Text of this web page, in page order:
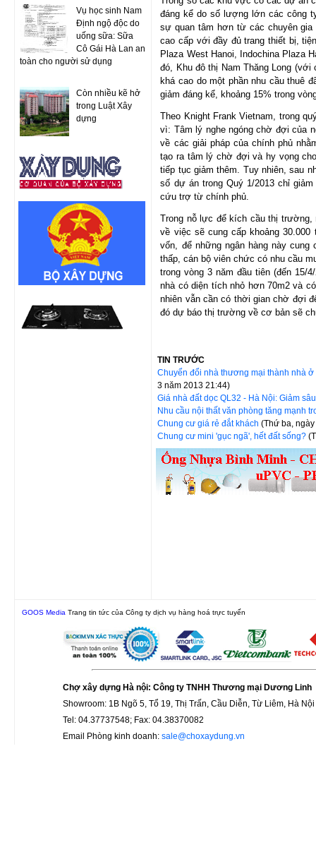
Vụ học sinh Nam
Định ngộ độc do
uống sữa: Sữa
Cô Gái Hà Lan an
toàn cho người sử dụng
Còn nhiều kẽ hở
trong Luật Xây
dựng
đáng kể do số lượng lớn các công
sự quan tâm hơn từ các chuyên
cao cấp với đầy đủ trang thiết bị,
Plaza West Hanoi, Indochina Plaza
đó, Khu đô thị Nam Thăng Long
khá cao do một phần nhu cầu thuê
giảm đáng kể, khoảng 15% trong
Theo Knight Frank Vietnam, trong
vì: Tâm lý nghe ngóng chờ đợi của
về các giải pháp của chính phủ
tạo ra tâm lý chờ đợi và hy vọng
tiếp tục giảm thêm. Tuy nhiên, sau
số dự án trong Quý 1/2013 chỉ
cứu trợ từ chính phủ.
Trong nỗ lực để kích cầu thị trường,
về việc sẽ cung cấp khoảng
vốn, để những ngân hàng này
thấp, cán bộ viên chức có nhu cầu
trong vòng 3 năm đầu tiên (đến 15/
nhà có diện tích nhỏ hơn 70m2 và
nhiên vẫn cần có thời gian chờ đợi
đó dự báo thị trường về cơ bản sẽ
TIN TRƯỚC
Chuyển đổi nhà thương mại thành nhà
3 năm 2013 21:44)
Giá nhà đất dọc QL32 - Hà Nội: Giảm
Nhu cầu nội thất văn phòng tăng mạnh
Chung cư giá rẻ đắt khách(Thứ ba,
Chung cư mini 'gục ngã', hết đất sống?
GOOS Media Trang tin tức của Công ty dịch vụ hàng hoá trực tuyến
Chợ xây dựng Hà nội: Công ty TNHH Thương mại Dương Linh
Showroom: 1B Ngõ 5, Tổ 19, Thị Trấn, Cầu Diễn, Từ Liêm, Hà Nội
Tel: 04.37737548; Fax: 04.38370082
Email Phòng kinh doanh: sale@choxaydung.vn